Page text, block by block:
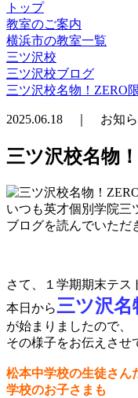
トップ
教室のご案内
横浜市の教室一覧
三ツ沢校
三ツ沢校ブログ
三ツ沢校名物！ZERO
2025.06.18 ｜ お知
三ツ沢校名物
いつも英才個別学院三
ブログを読んでいただ
さて、１学期期末テス
本日から三ツ沢名
が始まりましたので、
その様子をお伝えさせ
松本中学校の生徒さん
学校のお子さまも